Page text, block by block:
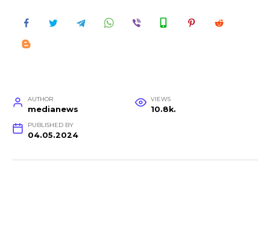
AUTHOR
medianews
VIEWS
10.8k.
PUBLISHED BY
04.05.2024